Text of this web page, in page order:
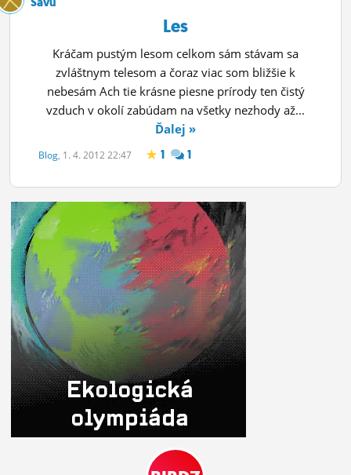
Les
Kráčam pustým lesom celkom sám stávam sa
zvláštnym telesom a čoraz viac som bližšie k
nebesám Ach tie krásne piesne prírody ten čistý
vzduch v okolí zabúdam na všetky nezhody až...
Ďalej »
Blog, 1. 4. 2012 22:47 1 1